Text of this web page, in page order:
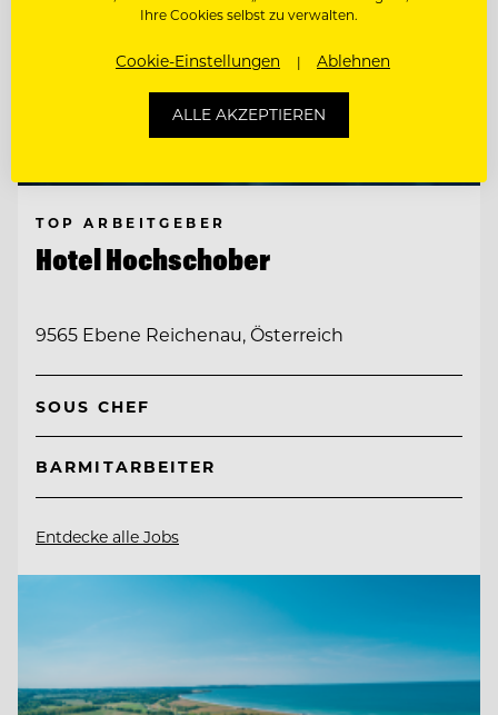
TOP ARBEITGEBER
Hotel Hochschober
9565 Ebene Reichenau, Österreich
SOUS CHEF
BARMITARBEITER
Entdecke alle Jobs
Ihre Cookies selbst zu verwalten.
Cookie-Einstellungen Ablehnen
ALLE AKZEPTIEREN